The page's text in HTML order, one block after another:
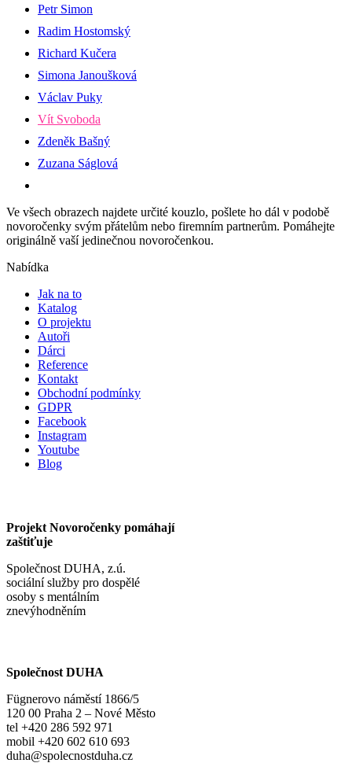
Petr Simon
Radim Hostomský
Richard Kučera
Simona Janoušková
Václav Puky
Vít Svoboda
Zdeněk Bašný
Zuzana Ságlová
Ve všech obrazech najdete určité kouzlo, pošlete ho dál v podobě
novoročenky svým přátelům nebo firemním partnerům. Pomáhejte
originálně vaší jedinečnou novoročenkou.
Nabídka
Jak na to
Katalog
O projektu
Autoři
Dárci
Reference
Kontakt
Obchodní podmínky
GDPR
Facebook
Instagram
Youtube
Blog
Projekt Novoročenky pomáhají
zaštiťuje
Společnost DUHA, z.ú.
sociální služby pro dospělé
osoby s mentálním
znevýhodněním
Společnost DUHA
Fügnerovo náměstí 1866/5
120 00 Praha 2 – Nové Město
tel +420 286 592 971
mobil +420 602 610 693
duha@spolecnostduha.cz